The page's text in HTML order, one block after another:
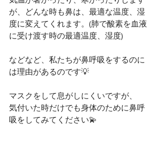
が、どんな時も鼻は、最適な温度、湿
度に変えてくれます。(肺で酸素を血液
に受け渡す時の最適温度、湿度)﻿
などなど、私たちが鼻呼吸をするのに
は理由があるのです💡﻿
マスクをして息がしにくいですが、﻿
気付いた時だけでも身体のために鼻呼
吸をしてみてください💫﻿